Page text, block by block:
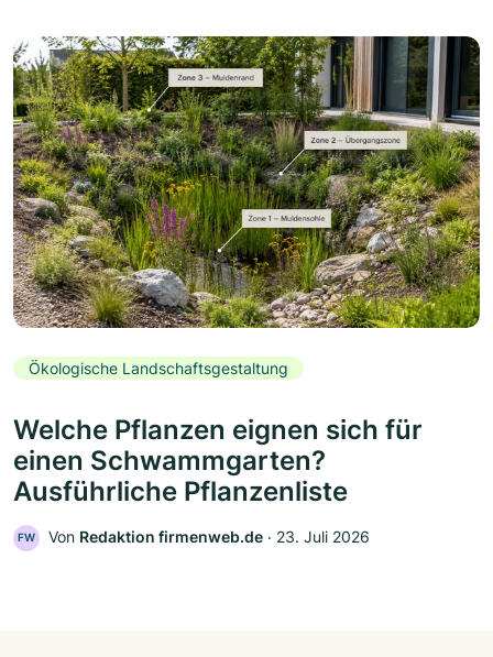
Ökologische Landschaftsgestaltung
Welche Pflanzen eignen sich für
einen Schwammgarten?
Ausführliche Pflanzenliste
FW Von Redaktion firmenweb.de ‧ 23. Juli 2026